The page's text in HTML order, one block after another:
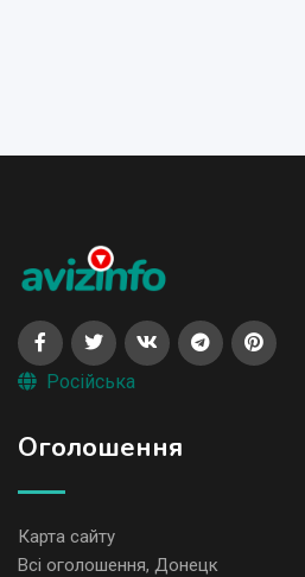
Російська
Оголошення
Карта сайту
Всі оголошення, Донецк